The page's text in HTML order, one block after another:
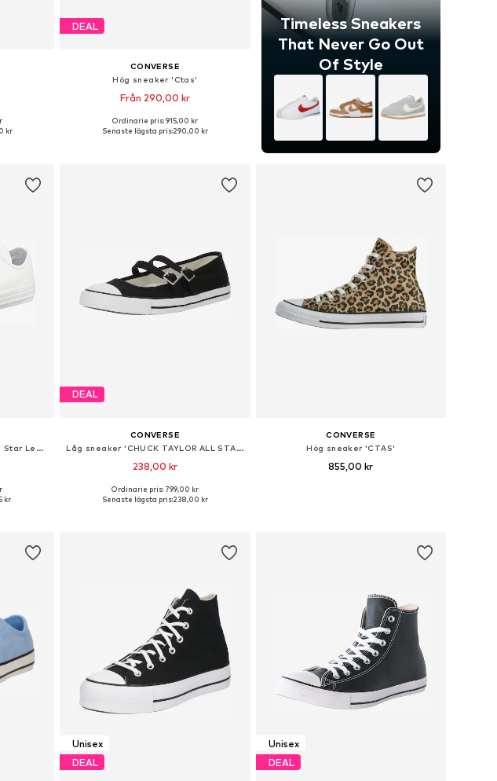
kr
DEAL
CONVERSE
Hög sneaker 'Ctas'
Från 290,00 kr
Tillgänglig i många storlekar
Ordinarie pris: 915,00 kr
Senaste lägsta pris:290,00 kr
Timeless Sneakers
That Never Go Out
Of Style
Låg sneaker 'Chuck Taylor All Star Leather'
kr
DEAL
CONVERSE
Låg sneaker 'CHUCK TAYLOR ALL STAR DAINTY'
238,00 kr
Tillgängliga storlekar: 35-35,5, 36, 37
Ordinarie pris: 799,00 kr
Senaste lägsta pris:238,00 kr
CONVERSE
Hög sneaker 'CTAS'
855,00 kr
Unisex
DEAL
Unisex
DEAL